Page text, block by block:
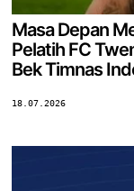
Masa Depan
Pelatih FC
Bek Timnas
18.07.2026